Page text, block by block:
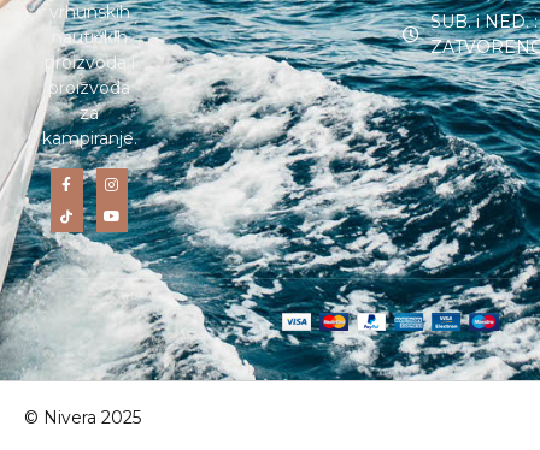
vrhunskih
nautičkih
proizvoda i
proizvoda
za
kampiranje.
SUB. i NED. :
© Nivera 2025